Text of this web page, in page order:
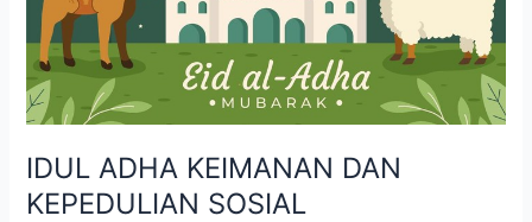
IDUL ADHA KEIMANAN DAN
KEPEDULIAN SOSIAL
SOSIAL